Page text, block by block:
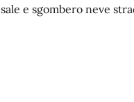
sale e sgombero neve